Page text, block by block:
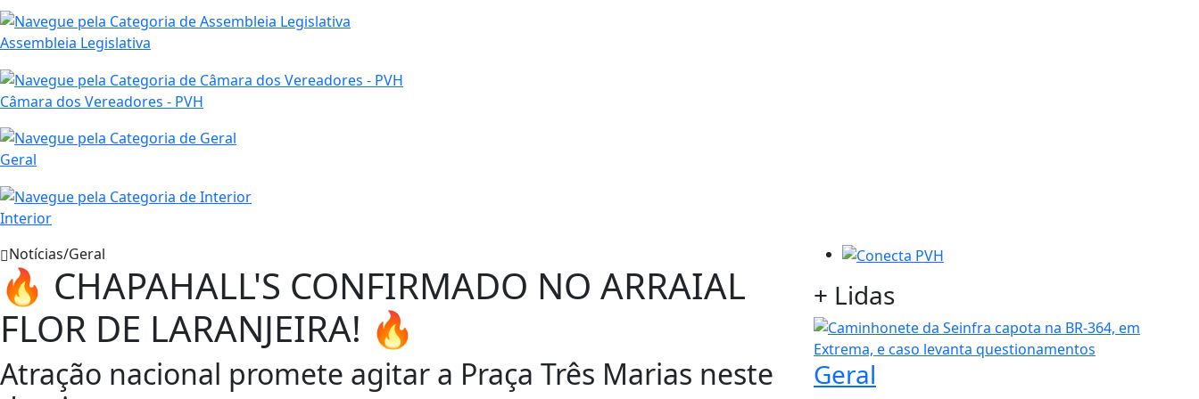
Assembleia Legislativa
Câmara dos Vereadores - PVH
Geral
Interior
Notícias/Geral
🔥 CHAPAHALL'S CONFIRMADO NO ARRAIAL
FLOR DE LARANJEIRA! 🔥
Atração nacional promete agitar a Praça Três Marias neste
+ Lidas
Geral